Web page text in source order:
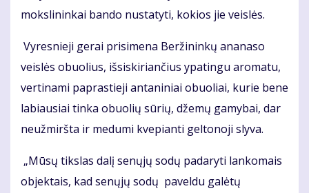
mokslininkai bando nustatyti, kokios jie veislės.
Vyresnieji gerai prisimena Beržininkų ananaso
veislės obuolius, išsiskiriančius ypatingu aromatu,
vertinami paprastieji antaniniai obuoliai, kurie bene
labiausiai tinka obuolių sūrių, džemų gamybai, dar
neužmiršta ir medumi kvepianti geltonoji slyva.
„Mūsų tikslas dalį senųjų sodų padaryti lankomais
objektais, kad senųjų sodų paveldu galėtų